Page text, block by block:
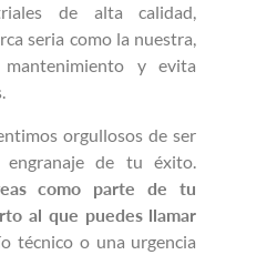
de alta calidad,
seria como la nuestra,
y evita
orgullosos de ser
de tu éxito.
como parte de tu
al que puedes llamar
técnico o una urgencia